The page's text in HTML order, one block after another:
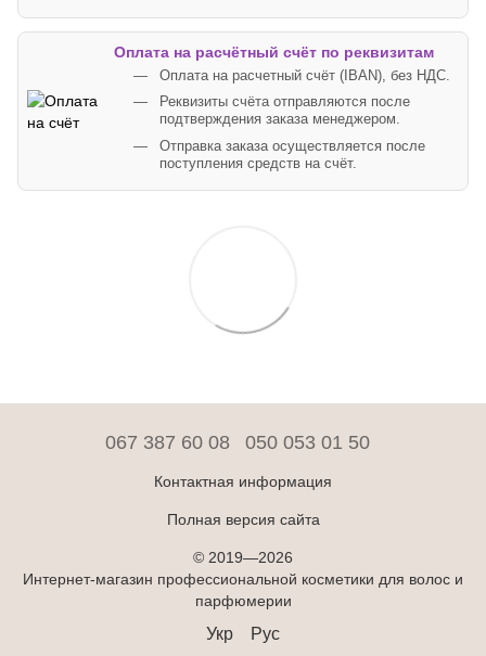
Оплата на расчётный счёт по реквизитам
Оплата на расчетный счёт (IBAN), без НДС.
Реквизиты счёта отправляются после
подтверждения заказа менеджером.
Отправка заказа осуществляется после
поступления средств на счёт.
067 387 60 08 050 053 01 50
Контактная информация
Полная версия сайта
© 2019—2026
Интернет-магазин профессиональной косметики для волос и
парфюмерии
Укр Рус